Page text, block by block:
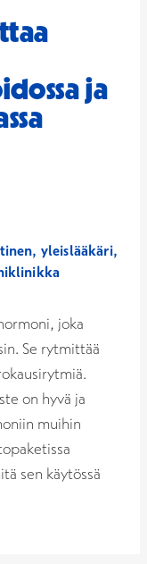
ja
yleislääkäri,
joka
Se rytmittää
on hyvä ja
muihin
sen käytössä